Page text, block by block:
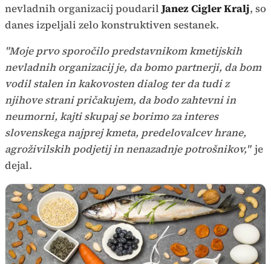
nevladnih organizacij poudarilJanez Cigler Kralj, so
danes izpeljali zelo konstruktiven sestanek.
"Moje prvo sporočilo predstavnikom kmetijskih
nevladnih organizacij je, da bomo partnerji, da bom
vodil stalen in kakovosten dialog ter da tudi z
njihove strani pričakujem, da bodo zahtevni in
neumorni, kajti skupaj se borimo za interes
slovenskega najprej kmeta, predelovalcev hrane,
agroživilskih podjetij in nenazadnje potrošnikov," je
dejal.